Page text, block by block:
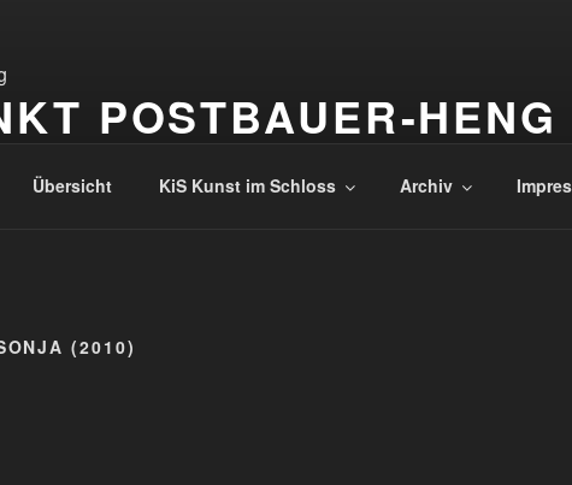
POSTBAUER-HENG
Übersicht KiS Kunst im Schloss Archiv
(2010)